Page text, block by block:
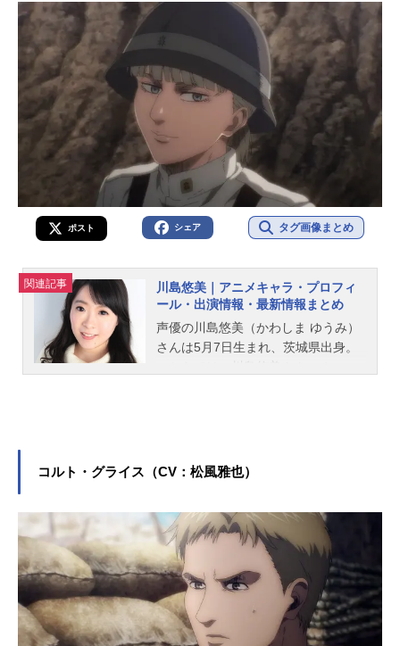
ポスト シェア タグ画像まとめ
関連記事
川島悠美｜アニメキャラ・プロフィ
ール・出演情報・最新情報まとめ
声優の川島悠美（かわしま ゆうみ）
さんは5月7日生まれ、茨城県出身。
コルト・グライス（CV：松風雅也）